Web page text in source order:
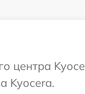
центра
Kyocera.